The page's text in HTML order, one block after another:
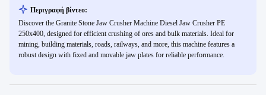
Περιγραφή βίντεο:
Discover the Granite Stone Jaw Crusher Machine Diesel Jaw Crusher PE
250x400, designed for efficient crushing of ores and bulk materials. Ideal for
mining, building materials, roads, railways, and more, this machine features a
robust design with fixed and movable jaw plates for reliable performance.